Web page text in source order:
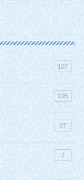
107
105
97
7